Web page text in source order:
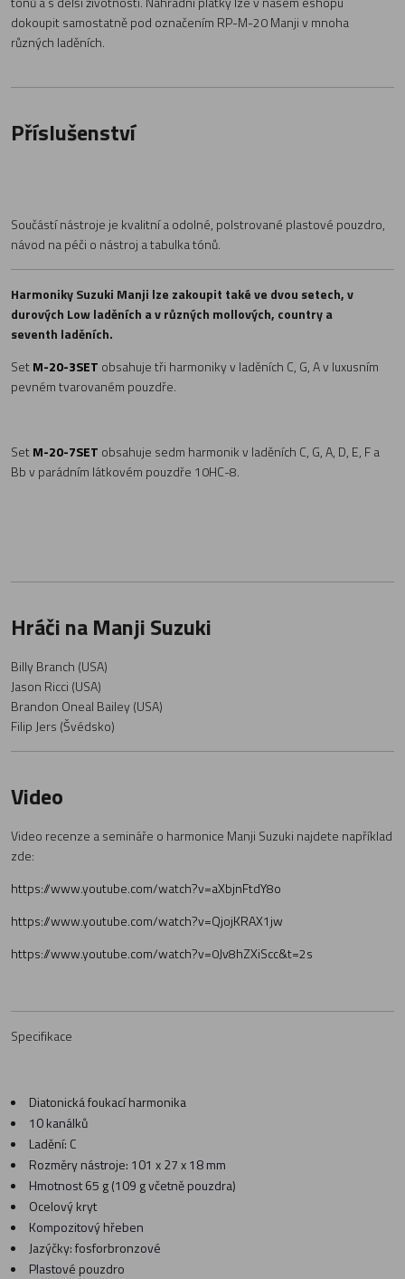
dokoupit samostatně pod označením RP-M-20 Manji v mnoha
různých laděních.
Příslušenství
Součástí nástroje je kvalitní a odolné, polstrované plastové pouzdro,
návod na péči o nástroj a tabulka tónů.
Harmoniky Suzuki Manji lze zakoupit také ve dvou setech, v
durových Low laděních a v různých mollových, country a
seventh laděních.
SetM-20-3SET obsahuje tři harmoniky v laděních C, G, A v luxusním
pevném tvarovaném pouzdře.
SetM-20-7SET obsahuje sedm harmonik v laděních C, G, A, D, E, F a
Bb v parádním látkovém pouzdře 10HC-8.
Hráči na Manji Suzuki
Billy Branch (USA)
Jason Ricci (USA)
Brandon Oneal Bailey (USA)
Filip Jers (Švédsko)
Video
Video recenze a semináře o harmonice Manji Suzuki najdete například
zde:
https://www.youtube.com/watch?v=aXbjnFtdY8o
https://www.youtube.com/watch?v=QjojKRAX1jw
https://www.youtube.com/watch?v=0Jv8hZXiScc&t=2s
Specifikace
Diatonická foukací harmonika
10 kanálků
Ladění: C
Rozměry nástroje: 101 x 27 x 18 mm
Hmotnost 65 g (109 g včetně pouzdra)
Ocelový kryt
Kompozitový hřeben
Jazýčky: fosforbronzové
Plastové pouzdro